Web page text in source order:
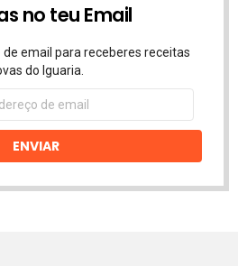
no teu Email
de email para receberes receitas
do Iguaria.
ENVIAR